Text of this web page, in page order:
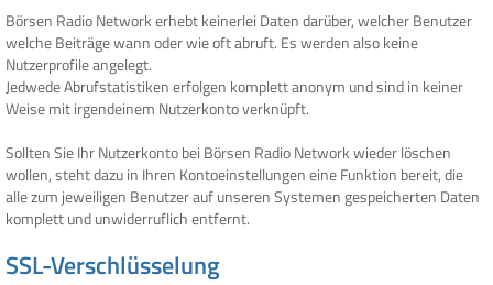
Börsen Radio Network erhebt keinerlei Daten darüber, welcher Benutzer
welche Beiträge wann oder wie oft abruft. Es werden also keine
Nutzerprofile angelegt.
Jedwede Abrufstatistiken erfolgen komplett anonym und sind in keiner
Weise mit irgendeinem Nutzerkonto verknüpft.
Sollten Sie Ihr Nutzerkonto bei Börsen Radio Network wieder löschen
wollen, steht dazu in Ihren Kontoeinstellungen eine Funktion bereit, die
alle zum jeweiligen Benutzer auf unseren Systemen gespeicherten Daten
komplett und unwiderruflich entfernt.
SSL-Verschlüsselung